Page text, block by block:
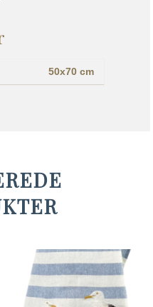
50x70 cm